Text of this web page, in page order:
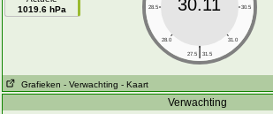
1019.6 hPa
28.5 30.5
28.0 31.0
|
27.5 31.5
30.11
Grafieken - Verwachting - Kaart
Verwachting